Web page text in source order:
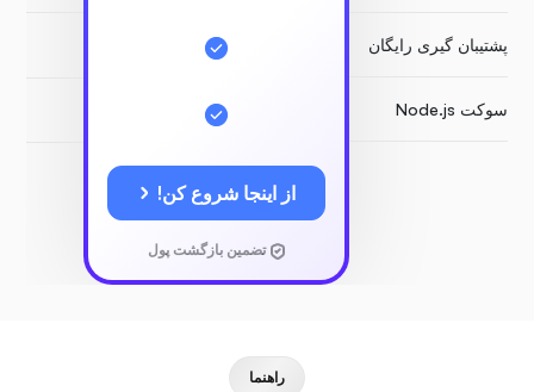
پشتیبان گیری رایگان
سوکت Node.js
از اینجا شروع کن!
تضمین بازگشت پول
راهنما